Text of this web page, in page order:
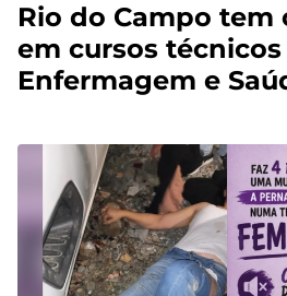
Rio do Campo tem
em cursos
Enfermagem e